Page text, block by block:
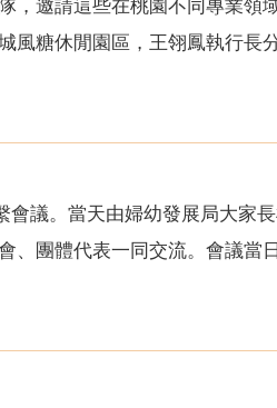
，邀請這些在桃園不同專業領
風糖休閒園區，王翎鳳執行長
議。當天由婦幼發展局大家
團體代表一同交流。會議當